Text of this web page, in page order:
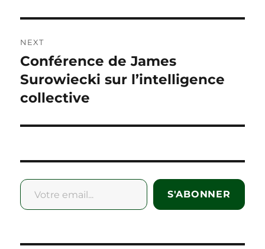
NEXT
Next
post:
Conférence de James
Surowiecki sur l’intelligence
collective
Votre email...
S'ABONNER